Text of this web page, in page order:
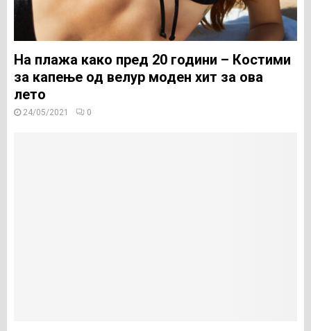
На плажа како пред 20 години – Костими
за капење од велур моден хит за ова
лето
24/05/2021 0